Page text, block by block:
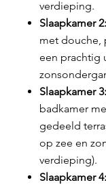
verdieping.
Slaapkamer 2:
met douche,
een prachtig
Slaapkamer 3:
badkamer
gedeeld
op zee en
verdieping).
Slaapkamer 4: